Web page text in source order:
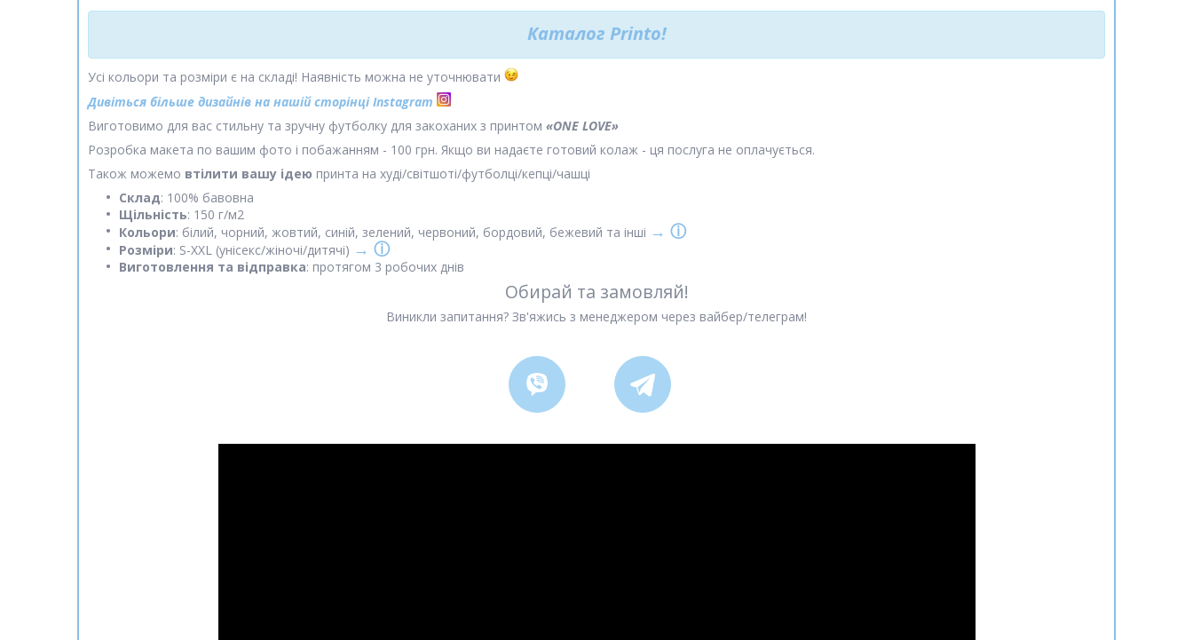
Каталог Printo!
Усі кольори та розміри є на складі! Наявність можна не уточнювати
Дивіться більше дизайнів на нашій сторінці Instagram
Виготовимо для вас стильну та зручну футболку для закоханих з принтом «ONE LOVE»
Розробка макета по вашим фото і побажанням - 100 грн. Якщо ви надаєте готовий колаж - ця послуга не оплачується.
Також можемо втілити вашу ідею принта на худі/світшоті/футболці/кепці/чашці
Склад: 100% бавовна
Щільність: 150 г/м2
Кольори: білий, чорний, жовтий, синій, зелений, червоний, бордовий, бежевий та інші → ⓘ
Розміри: S-XXL (унісекс/жіночі/дитячі) → ⓘ
Виготовлення та відправка: протягом 3 робочих днів
Обирай та замовляй!
Виникли запитання? Зв'яжись з менеджером через вайбер/телеграм!